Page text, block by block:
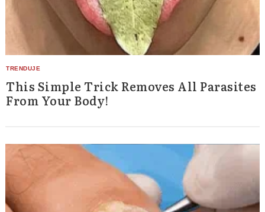
This Simple Trick Removes All Parasites
From Your Body!